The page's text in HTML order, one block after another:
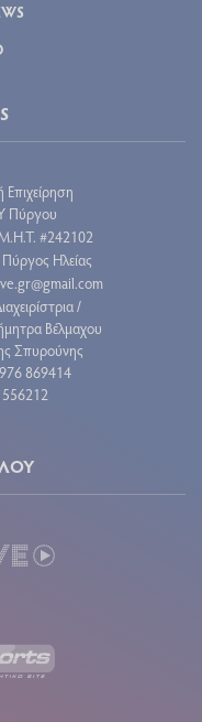
Πύργου
#242102
Πύργος Ηλείας
/
Βέλμαχου
Σπυρούνης
869414
556212